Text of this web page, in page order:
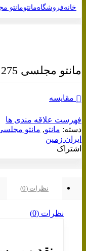
خانهفروشگاهمانتومانتو
مانتو مجلسی 275
مقایسه
فهرست علاقه مندی ها
دسته: مانتو, مانتو
ایران زمین
اشتراک
نظرات (0)
نظرات (0)